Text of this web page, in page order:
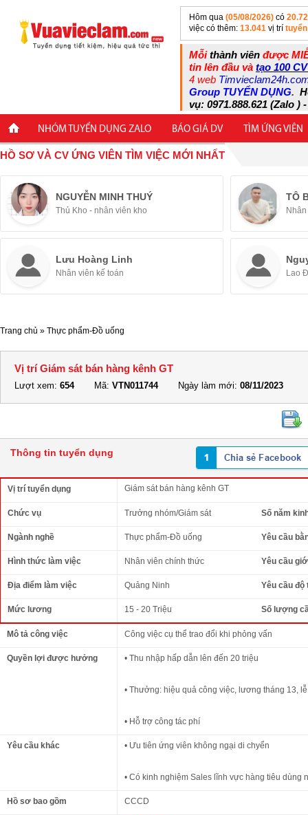
Hôm qua (05/08/2026) có
việc có thêm: 13.041 vị trí
Mỗithành viên được
tin lên đầu và tạo 100
4 web
Group TUYỂN DỤNG.
vụ: 0971.888.621 (Zalo )
NHÓM TUYỂN DỤNG ZALO BÁO GIÁ DV TÌM ỨNG VIÊN
HỒ SƠ VÀ CV ỨNG VIÊN TÌM VIỆC MỚI NHẤT
NGUYỄN MINH THUÝ
Thủ Kho - nhân viên kho
TÔ
Lưu Hoàng Linh
Nhân viên kế toán Lao
Trang chủ » Thực phẩm-Đồ uống
Vị trí Giám sát bán hàng kênh GT
Lượt xem: 654 Mã: VTN011744 Ngày làm mới: 08/11/2023
Thông tin tuyển dụng
Vị trí tuyển dụng Giám sát bán hàng kênh GT
Chức vụ Trưởng nhóm/Giám sát Số năm
Ngành nghề Thực phẩm-Đồ uống Yêu cầu
Hình thức làm việc Nhân viên chính thức Yêu cầu
Địa điểm làm việc Quảng Ninh Yêu cầu độ
Mức lương 15 - 20 Triệu Số lượng
Mô tả công việc Công việc cụ thể trao đổi khi phỏng vấn
Quyền lợi được hưởng • Thu nhập hấp dẫn lên đến 20 triệu
• Thưởng: hiệu quả công việc, lương tháng 13,
• Hỗ trợ công tác phí
Yêu cầu khác • Ưu tiên ứng viên không ngại di chyển
• Có kinh nghiệm Sales lĩnh vực hàng tiêu dùng
Hồ sơ bao gồm CCCD